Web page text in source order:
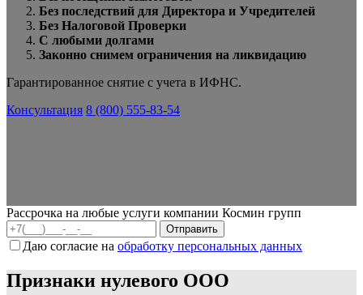
Без последствий для Директора и Учредителей
Без Налоговой Проверки
С любыми долгами
Законно снимем ограничения на ликвидацию
Гарантированное снятие с учета в ИФНС.
Консультация 8 (800) 555-83-54
Рассрочка на любые услуги компании Космин групп
Даю согласие на обработку персональных данных
Признаки нулевого ООО